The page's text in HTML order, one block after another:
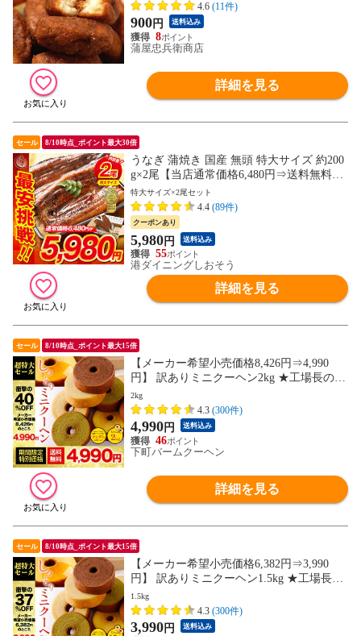
4.6 (11件)
900円 送料込み
8
蒲屋忠兵衛商店
詳細を見る
セール 8/10時点_ポイント最大30倍
うなぎ 蒲焼き 国産 無頭 特大サイズ 約200
g×2尾【当店通常価格6,480円⇒送料無料5,9
80円！】ウナギ 鰻 プレゼント 贈り物 ギフ
ト
特大サイズ×2尾セット
4.4 (89件)
クーポンあり
5,980円 送料込み
55
港ダイニングしおそう
詳細を見る
セール 8/10時点_ポイント最大15倍
【メーカー希望小売価格8,426円⇒4,990
円】 訳ありミニクーヘン2kg ★工場長のお
まかせ ※4種類入るとは限りません。 送料
無料 おすすめ I
2kg
4.3 (300件)
4,990円 送料込み
46
下町バームクーヘン
詳細を見る
セール 8/10時点_ポイント最大15倍
【メーカー希望小売価格6,382円⇒3,990
円】 訳ありミニクーヘン1.5kg ★工場長の
おまかせ ※4種類入るとは限りません。 送
料無料 おすすめ I
1.5kg
4.3 (300件)
3,990円 送料込み